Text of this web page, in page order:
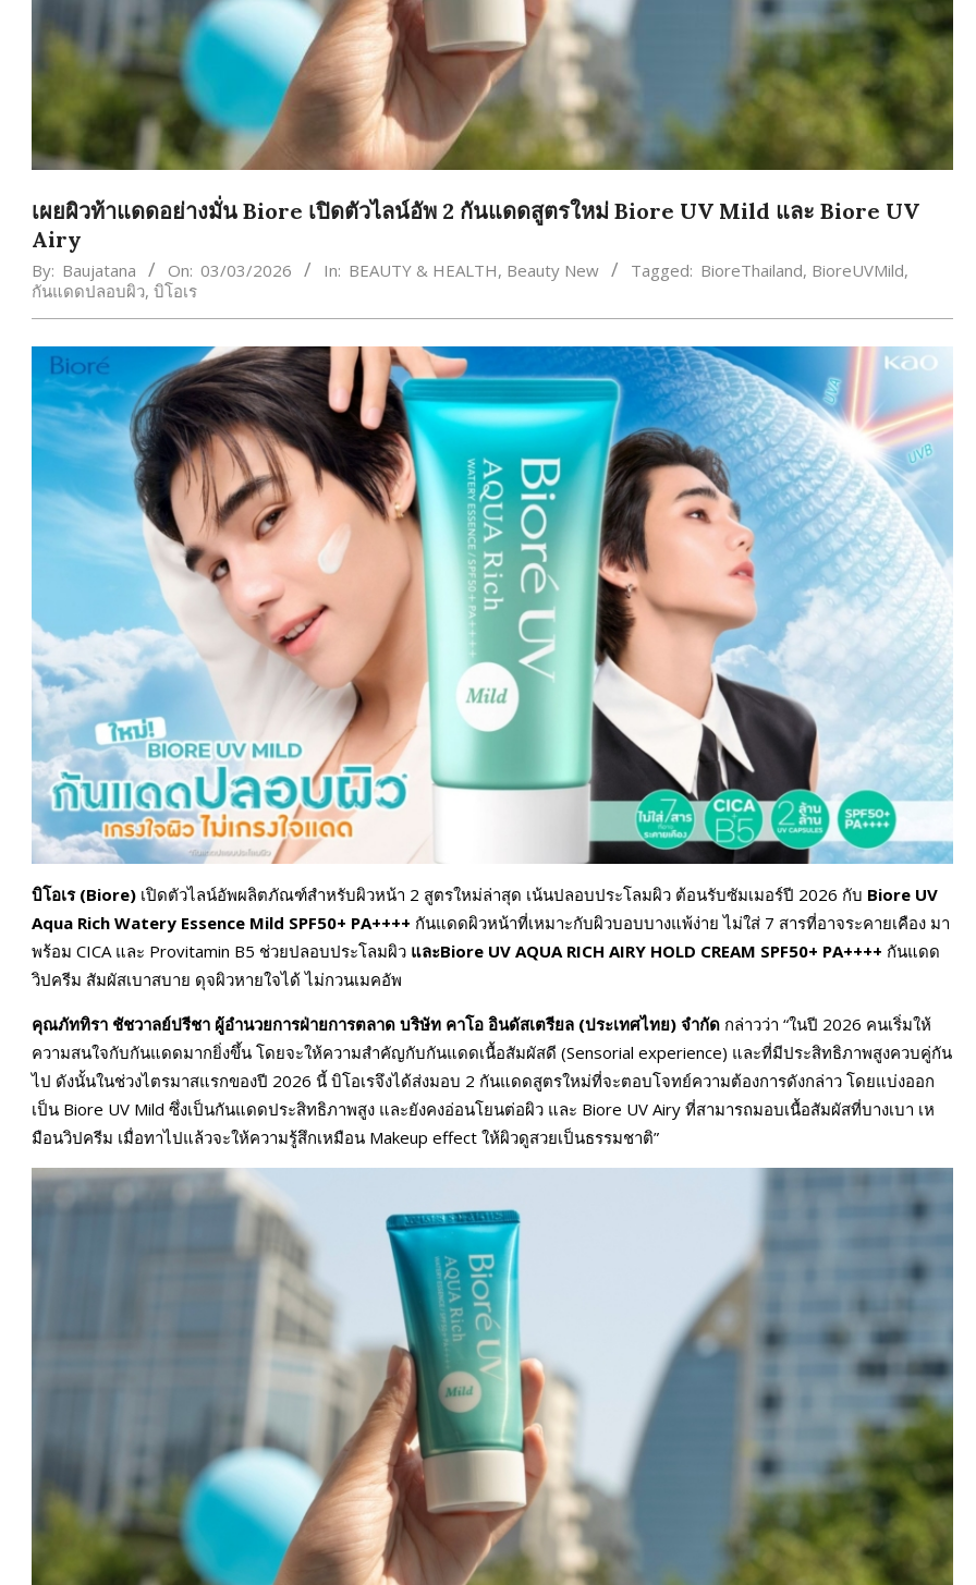
เผยผิวท้าแดดอย่างมั่น Biore เปิดตัวไลน์อัพ 2 กันแดดสูตรใหม่ Biore UV Mild และ Biore UV
Airy
By: Baujatana On: 03/03/2026 In: BEAUTY & HEALTH, Beauty New Tagged: BioreThailand, BioreUVMild,
กันแดดปลอบผิว, บิโอเร
บิโอเร (Biore) เปิดตัวไลน์อัพผลิตภัณฑ์สำหรับผิวหน้า 2 สูตรใหม่ล่าสุด เน้นปลอบประโลมผิว ต้อนรับซัมเมอร์ปี 2026 กับ Biore UV
Aqua Rich Watery Essence Mild SPF50+ PA++++ กันแดดผิวหน้าที่เหมาะกับผิวบอบบางแพ้ง่าย ไม่ใส่ 7 สารที่อาจระคายเคือง มา
พร้อม CICA และ Provitamin B5 ช่วยปลอบประโลมผิว และBiore UV AQUA RICH AIRY HOLD CREAM SPF50+ PA++++ กันแดด
วิปครีม สัมผัสเบาสบาย ดุจผิวหายใจได้ ไม่กวนเมคอัพ
คุณภัททิรา ชัชวาลย์ปรีชา ผู้อำนวยการฝ่ายการตลาด บริษัท คาโอ อินดัสเตรียล (ประเทศไทย) จำกัด กล่าวว่า “ในปี 2026 คนเริ่มให้
ความสนใจกับกันแดดมากยิ่งขึ้น โดยจะให้ความสำคัญกับกันแดดเนื้อสัมผัสดี (Sensorial experience) และที่มีประสิทธิภาพสูงควบคู่กัน
ไป ดังนั้นในช่วงไตรมาสแรกของปี 2026 นี้ บิโอเรจึงได้ส่งมอบ 2 กันแดดสูตรใหม่ที่จะตอบโจทย์ความต้องการดังกล่าว โดยแบ่งออก
เป็น Biore UV Mild ซึ่งเป็นกันแดดประสิทธิภาพสูง และยังคงอ่อนโยนต่อผิว และ Biore UV Airy ที่สามารถมอบเนื้อสัมผัสที่บางเบา เห
มือนวิปครีม เมื่อทาไปแล้วจะให้ความรู้สึกเหมือน Makeup effect ให้ผิวดูสวยเป็นธรรมชาติ”